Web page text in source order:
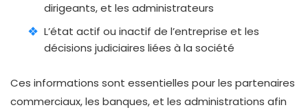
dirigeants, et les administrateurs
L’état actif ou inactif de l’entreprise et les
décisions judiciaires liées à la société
Ces informations sont essentielles pour les partenaires
commerciaux, les banques, et les administrations afin